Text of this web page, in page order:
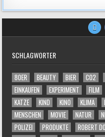
SCHLAGWÖRTER
80ER BEAUTY BIER CO2
EINKAUFEN
EXPERIMENT FILM
KATZE
KIND KINO KLIMA
MENSCHEN
MOVIE NATUR
POLIZEI
PRODUKTE ROBERT